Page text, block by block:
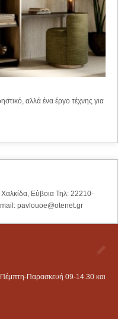
αλλά ένα έργο τέχνης για
Εύβοια Τηλ: 22210-
pavlouoe@otenet.gr
Παρασκευή 09-14.30 και